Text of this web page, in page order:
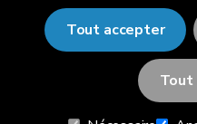
Tout accepter
Tout
© 2026 RainViewer,